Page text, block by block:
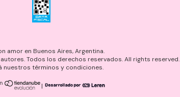
amor en Buenos Aires, Argentina.
Todos los derechos reservados. All rights reserved.
nuestros términos y condiciones.
|